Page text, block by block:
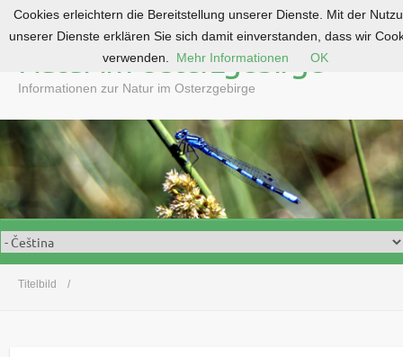
o
e
n
Natur im Osterzgebirge
Informationen zur Natur im Osterzgebirge
Titelbild
Cookies erleichtern die Bereitstellung unserer Dienste. Mit der
unserer Dienste erklären Sie sich damit einverstanden, dass wir
verwenden.
Mehr Informationen OK